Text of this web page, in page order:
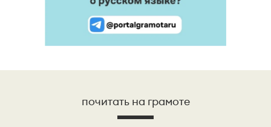
почитать на грамоте